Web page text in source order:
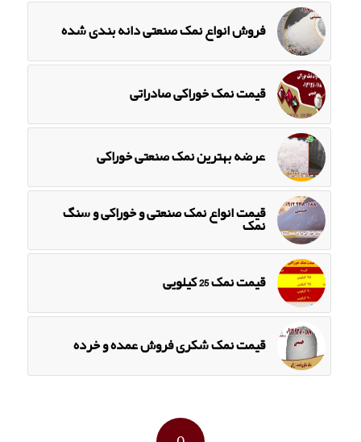
فروش انواع نمک صنعتی دانه بندی شده
قیمت نمک خوراکی صادراتی
عرضه بهترین نمک صنعتی خوراکی
قیمت انواع نمک صنعتی و خوراکی و سنگ
نمک
قیمت نمک 25 کیلویی
قیمت نمک شکری فروش عمده و خرده